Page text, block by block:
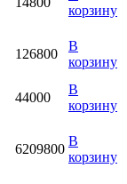
корзину
126800
В
корзину
44000
В
корзину
6209800
В
корзину